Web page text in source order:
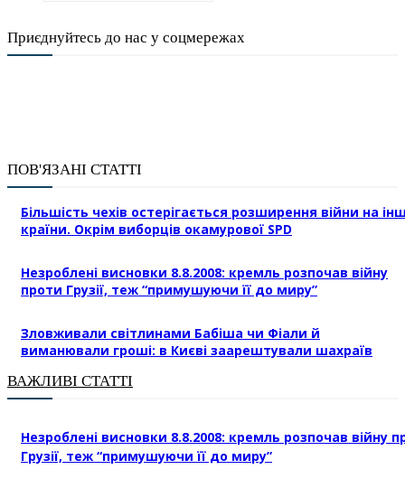
Приєднуйтесь до нас у соцмережах
ПОВ'ЯЗАНІ СТАТТІ
Більшість чехів остерігається розширення війни на
країни. Окрім виборців окамурової SPD
Незроблені висновки 8.8.2008: кремль розпочав війну
проти Грузії, теж “примушуючи її до миру”
Зловживали світлинами Бабіша чи Фіали й
виманювали гроші: в Києві заарештували шахраїв
ВАЖЛИВІ СТАТТІ
Незроблені висновки 8.8.2008: кремль розпочав війну
Грузії, теж “примушуючи її до миру”